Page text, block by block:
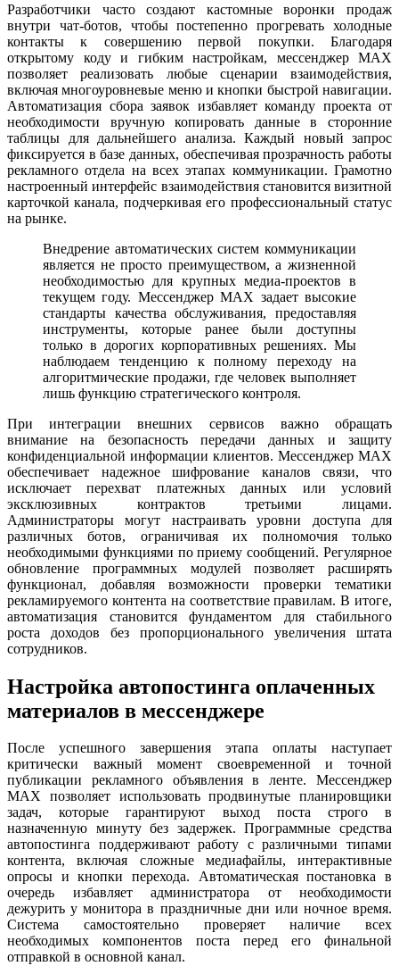
Разработчики часто создают кастомные воронки продаж
внутри чат-ботов, чтобы постепенно прогревать холодные
контакты к совершению первой покупки. Благодаря
открытому коду и гибким настройкам, мессенджер MAX
позволяет реализовать любые сценарии взаимодействия,
включая многоуровневые меню и кнопки быстрой навигации.
Автоматизация сбора заявок избавляет команду проекта от
необходимости вручную копировать данные в сторонние
таблицы для дальнейшего анализа. Каждый новый запрос
фиксируется в базе данных, обеспечивая прозрачность работы
рекламного отдела на всех этапах коммуникации. Грамотно
настроенный интерфейс взаимодействия становится визитной
карточкой канала, подчеркивая его профессиональный статус
на рынке.
Внедрение автоматических систем коммуникации
является не просто преимуществом, а жизненной
необходимостью для крупных медиа-проектов в
текущем году. Мессенджер MAX задает высокие
стандарты качества обслуживания, предоставляя
инструменты, которые ранее были доступны
только в дорогих корпоративных решениях. Мы
наблюдаем тенденцию к полному переходу на
алгоритмические продажи, где человек выполняет
лишь функцию стратегического контроля.
При интеграции внешних сервисов важно обращать
внимание на безопасность передачи данных и защиту
конфиденциальной информации клиентов. Мессенджер MAX
обеспечивает надежное шифрование каналов связи, что
исключает перехват платежных данных или условий
эксклюзивных контрактов третьими лицами.
Администраторы могут настраивать уровни доступа для
различных ботов, ограничивая их полномочия только
необходимыми функциями по приему сообщений. Регулярное
обновление программных модулей позволяет расширять
функционал, добавляя возможности проверки тематики
рекламируемого контента на соответствие правилам. В итоге,
автоматизация становится фундаментом для стабильного
роста доходов без пропорционального увеличения штата
сотрудников.
Настройка автопостинга оплаченных
материалов в мессенджере
После успешного завершения этапа оплаты наступает
критически важный момент своевременной и точной
публикации рекламного объявления в ленте. Мессенджер
MAX позволяет использовать продвинутые планировщики
задач, которые гарантируют выход поста строго в
назначенную минуту без задержек. Программные средства
автопостинга поддерживают работу с различными типами
контента, включая сложные медиафайлы, интерактивные
опросы и кнопки перехода. Автоматическая постановка в
очередь избавляет администратора от необходимости
дежурить у монитора в праздничные дни или ночное время.
Система самостоятельно проверяет наличие всех
необходимых компонентов поста перед его финальной
отправкой в основной канал.